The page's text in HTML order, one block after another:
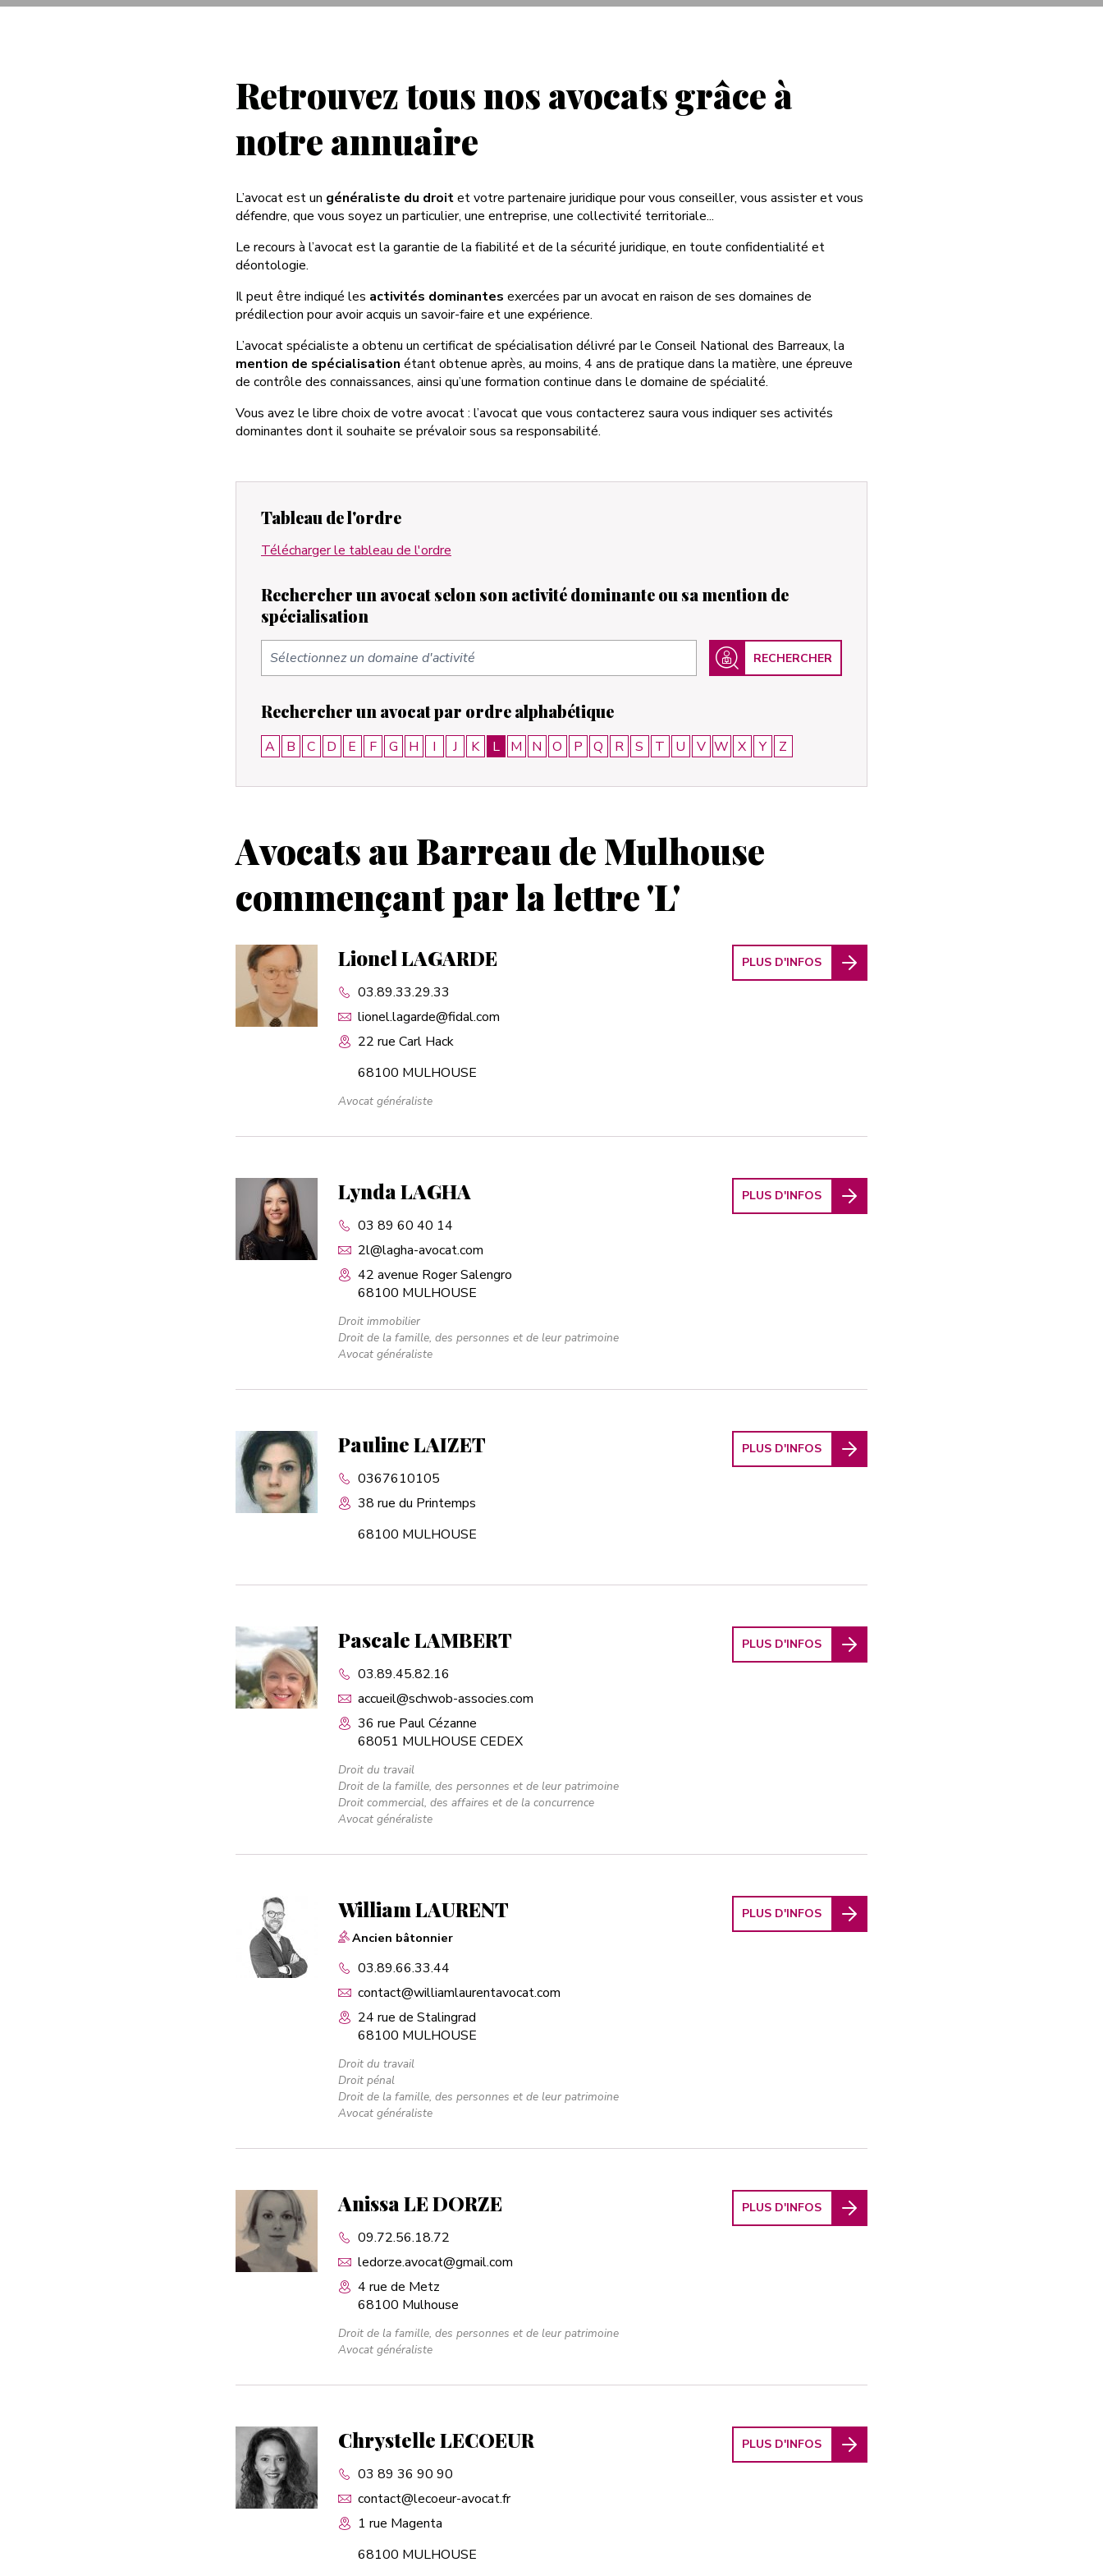
Retrouvez tous nos avocats grâce à
notre annuaire
L’avocat est un généraliste du droitet votre partenaire juridique pour vous conseiller, vous assister et vous
défendre, que vous soyez un particulier, une entreprise, une collectivité territoriale...
Le recours à l’avocat est la garantie de la fiabilité et de la sécurité juridique, en toute confidentialité et
déontologie.
Il peut être indiqué les activités dominantes exercées par un avocat en raison de ses domaines de
prédilection pour avoir acquis un savoir-faire et une expérience.
L’avocat spécialiste a obtenu un certificat de spécialisation délivré par le Conseil National des Barreaux, la
mention de spécialisation étant obtenue après, au moins, 4 ans de pratique dans la matière, une épreuve
de contrôle des connaissances, ainsi qu’une formation continue dans le domaine de spécialité.
Vous avez le libre choix de votre avocat : l’avocat que vous contacterez saura vous indiquer ses activités
dominantes dont il souhaite se prévaloir sous sa responsabilité.
Tableau de l'ordre
Télécharger le tableau de l'ordre
Rechercher un avocat selon son activité dominante ou sa mention de
spécialisation
RECHERCHER
Rechercher un avocat par ordre alphabétique
A B C D E F G H I J K L M N O P Q R S T U V W X Y Z
Avocats au Barreau de Mulhouse
commençant par la lettre 'L'
Lionel LAGARDE
03.89.33.29.33
lionel.lagarde@fidal.com
22 rue Carl Hack
68100 MULHOUSE
Avocat généraliste
PLUS D'INFOS
Lynda LAGHA
03 89 60 40 14
2l@lagha-avocat.com
42 avenue Roger Salengro
68100 MULHOUSE
Droit immobilier
Droit de la famille, des personnes et de leur patrimoine
Avocat généraliste
PLUS D'INFOS
Pauline LAIZET
0367610105
38 rue du Printemps
68100 MULHOUSE
PLUS D'INFOS
Pascale LAMBERT
03.89.45.82.16
accueil@schwob-associes.com
36 rue Paul Cézanne
68051 MULHOUSE CEDEX
Droit du travail
Droit de la famille, des personnes et de leur patrimoine
Droit commercial, des affaires et de la concurrence
Avocat généraliste
PLUS D'INFOS
William LAURENT
Ancien bâtonnier
03.89.66.33.44
contact@williamlaurentavocat.com
24 rue de Stalingrad
68100 MULHOUSE
Droit du travail
Droit pénal
Droit de la famille, des personnes et de leur patrimoine
Avocat généraliste
PLUS D'INFOS
Anissa LE DORZE
09.72.56.18.72
ledorze.avocat@gmail.com
4 rue de Metz
68100 Mulhouse
Droit de la famille, des personnes et de leur patrimoine
Avocat généraliste
PLUS D'INFOS
Chrystelle LECOEUR
03 89 36 90 90
contact@lecoeur-avocat.fr
1 rue Magenta
68100 MULHOUSE
PLUS D'INFOS